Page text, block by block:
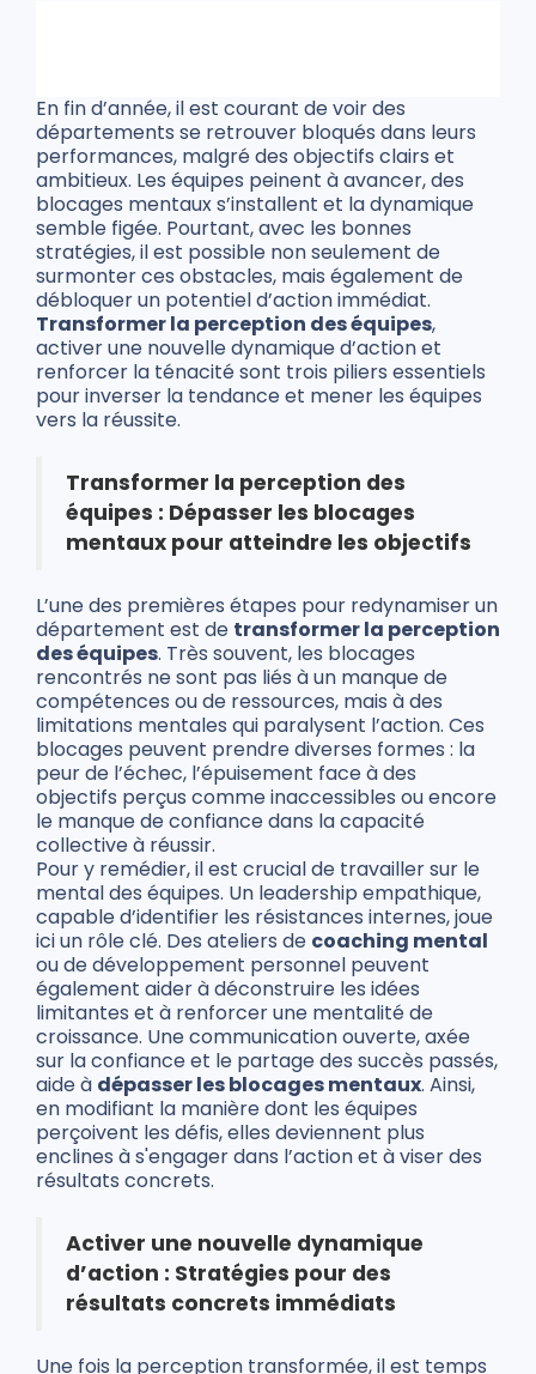
En fin d’année, il est courant de voir des
départements se retrouver bloqués dans leurs
performances, malgré des objectifs clairs et
ambitieux. Les équipes peinent à avancer, des
blocages mentaux s’installent et la dynamique
semble figée. Pourtant, avec les bonnes
stratégies, il est possible non seulement de
surmonter ces obstacles, mais également de
débloquer un potentiel d’action immédiat.
Transformer la perception des équipes,
activer une nouvelle dynamique d’action et
renforcer la ténacité sont trois piliers essentiels
pour inverser la tendance et mener les équipes
vers la réussite.
Transformer la perception des
équipes : Dépasser les blocages
mentaux pour atteindre les objectifs
L’une des premières étapes pour redynamiser un
département est de transformer la perception
des équipes. Très souvent, les blocages
rencontrés ne sont pas liés à un manque de
compétences ou de ressources, mais à des
limitations mentales qui paralysent l’action. Ces
blocages peuvent prendre diverses formes : la
peur de l’échec, l’épuisement face à des
objectifs perçus comme inaccessibles ou encore
le manque de confiance dans la capacité
collective à réussir.
Pour y remédier, il est crucial de travailler sur le
mental des équipes. Un leadership empathique,
capable d’identifier les résistances internes, joue
ici un rôle clé. Des ateliers de coaching mental
ou de développement personnel peuvent
également aider à déconstruire les idées
limitantes et à renforcer une mentalité de
croissance. Une communication ouverte, axée
sur la confiance et le partage des succès passés,
aide à dépasser les blocages mentaux. Ainsi,
en modifiant la manière dont les équipes
perçoivent les défis, elles deviennent plus
enclines à s'engager dans l’action et à viser des
résultats concrets.
Activer une nouvelle dynamique
d’action : Stratégies pour des
résultats concrets immédiats
Une fois la perception transformée, il est temps